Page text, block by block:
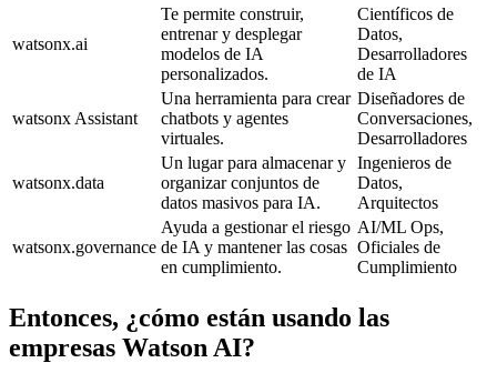
watsonx.ai
Te permite construir,
entrenar y desplegar
modelos de IA
personalizados.
Científicos de
Datos,
Desarrolladores
de IA
watsonx Assistant
Una herramienta para crear
chatbots y agentes
virtuales.
Diseñadores de
Conversaciones,
Desarrolladores
watsonx.data
Un lugar para almacenar y
organizar conjuntos de
datos masivos para IA.
Ingenieros de
Datos,
Arquitectos
watsonx.governance
Ayuda a gestionar el riesgo
de IA y mantener las cosas
en cumplimiento.
AI/ML Ops,
Oficiales de
Cumplimiento
Entonces, ¿cómo están usando las
empresas Watson AI?